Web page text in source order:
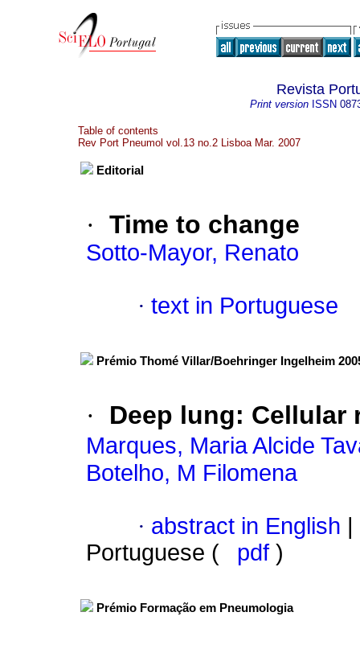
Revista
Print version ISSN
Table of contents
Rev Port Pneumol vol.13 no.2 Lisboa Mar. 2007
Editorial
· Time to change
Sotto-Mayor, Renato
· text in Portuguese
Prémio Thomé Villar/Boehringer Ingelheim
· Deep lung: Cellular
Marques, Maria Alcide
Botelho, M Filomena
· abstract in English
Portuguese (
pdf )
Prémio Formação em Pneumologia